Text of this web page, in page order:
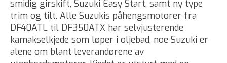
smidig girskift, Suzuki Easy Start, samt ny type
trim og tilt. Alle Suzukis påhengsmotorer fra
DF40ATL til DF350ATX har selvjusterende
kamakselkjede som løper i oljebad, noe Suzuki er
alene om blant leverandørene av